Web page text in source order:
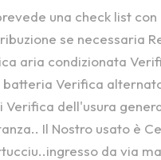
una check list
se necessaria
aria condizionata
Verifica
Verifica dell'usura
Il Nostro usato è
da via